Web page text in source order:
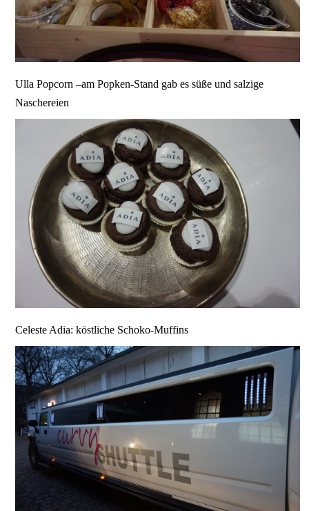
Ulla Popcorn –am Popken-Stand gab es süße und salzige
Naschereien
Celeste Adia: köstliche Schoko-Muffins